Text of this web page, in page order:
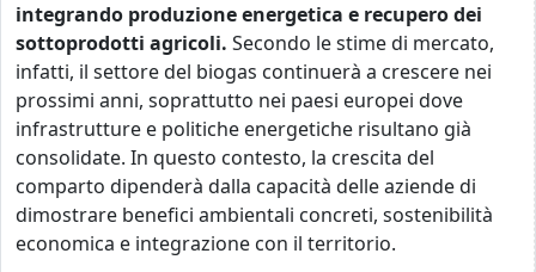
integrando produzione energetica e recupero dei
sottoprodotti agricoli. Secondo le stime di mercato,
infatti, il settore del biogas continuerà a crescere nei
prossimi anni, soprattutto nei paesi europei dove
infrastrutture e politiche energetiche risultano già
consolidate. In questo contesto, la crescita del
comparto dipenderà dalla capacità delle aziende di
dimostrare benefici ambientali concreti, sostenibilità
economica e integrazione con il territorio.